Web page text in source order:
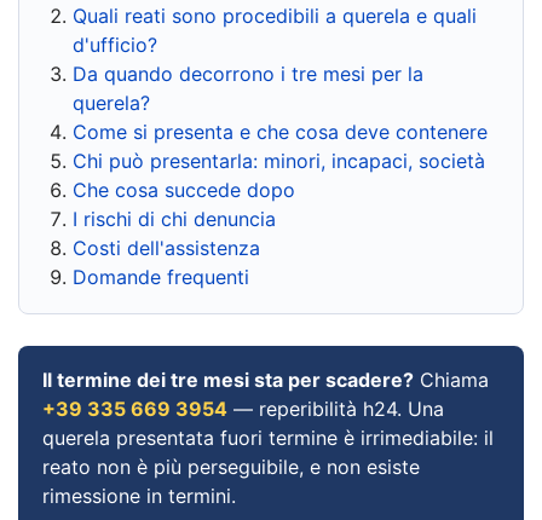
Quali reati sono procedibili a querela e quali
d'ufficio?
Da quando decorrono i tre mesi per la
querela?
Come si presenta e che cosa deve contenere
Chi può presentarla: minori, incapaci, società
Che cosa succede dopo
I rischi di chi denuncia
Costi dell'assistenza
Domande frequenti
Il termine dei tre mesi sta per scadere? Chiama
+39 335 669 3954 — reperibilità h24. Una
querela presentata fuori termine è irrimediabile: il
reato non è più perseguibile, e non esiste
rimessione in termini.